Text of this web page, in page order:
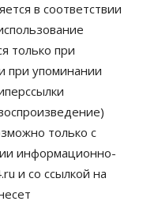
баллов,
из-за засухи
Владимира
в соответствии
только при
при упоминании
только с
информационно-
и со ссылкой на